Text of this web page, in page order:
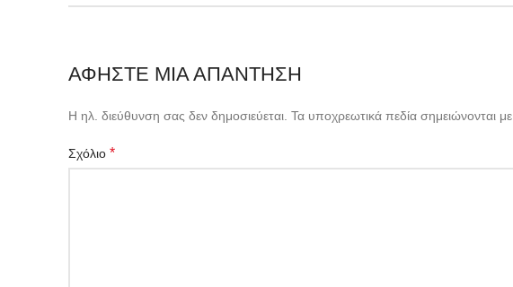
ΑΦΉΣΤΕ ΜΙΑ ΑΠΆΝΤΗΣΗ
Η ηλ. διεύθυνση σας δεν δημοσιεύεται. Τα υποχρεωτικά πεδία σημειώνονται με
Σχόλιο *